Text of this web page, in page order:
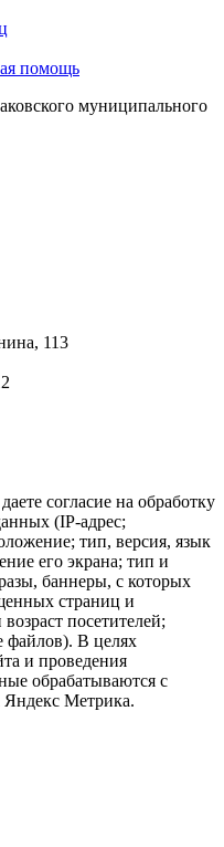
помощь
муниципального
113
согласие на обработку
(IP-адрес;
тип, версия, язык
его экрана; тип и
баннеры, с которых
страниц и
посетителей;
файлов). В целях
и проведения
обрабатываются с
Яндекс Метрика.